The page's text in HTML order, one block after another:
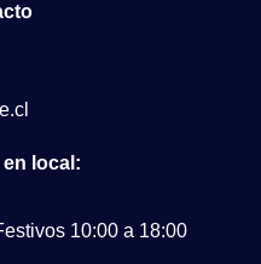
local:
10:00 a 18:00